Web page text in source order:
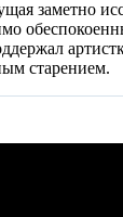
заметно
старением.